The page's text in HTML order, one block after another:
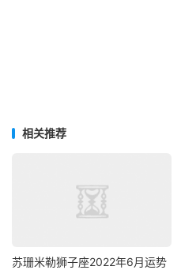
相关推荐
苏珊米勒狮子座2022年6月运势